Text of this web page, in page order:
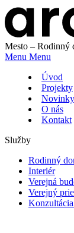
Mesto – Rodinný
Menu Menu
Úvod
Projekty
Novinky
O nás
Kontakt
Služby
Rodinný
Interiér
Verejná
Verejný
Konzultácia